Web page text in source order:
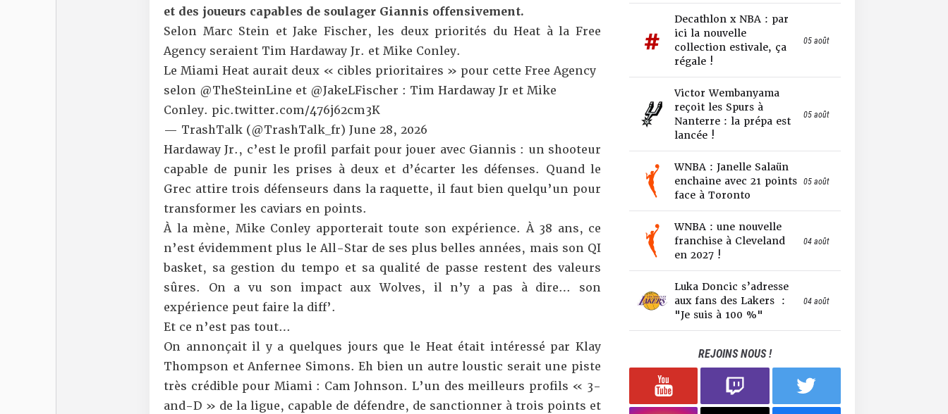
et des joueurs capables de soulager Giannis offensivement.
Selon Marc Stein etJake Fischer, les deux priorités du Heat à la Free
Agency seraient Tim Hardaway Jr. et Mike Conley.
Le Miami Heat aurait deux « cibles prioritaires » pour cette Free Agency
selon @TheSteinLine et @JakeLFischer : Tim Hardaway Jr et Mike
Conley. pic.twitter.com/476j62cm3K
— TrashTalk (@TrashTalk_fr) June 28, 2026
Hardaway Jr., c’est le profil parfait pour jouer avec Giannis : un shooteur
capable de punir les prises à deux et d’écarter les défenses. Quand le
Grec attire trois défenseurs dans la raquette, il faut bien quelqu’un pour
transformer les caviars en points.
À la mène, Mike Conley apporterait toute son expérience. À 38 ans, ce
n’est évidemment plus le All-Star de ses plus belles années, mais son QI
basket, sa gestion du tempo et sa qualité de passe restent des valeurs
sûres. On a vu son impact aux Wolves, il n’y a pas à dire… son
expérience peut faire la diff’.
Et ce n’est pas tout…
On annonçait il y a quelques jours que le Heat était intéressé par Klay
Thompson et Anfernee Simons. Eh bien un autre loustic serait une piste
très crédible pour Miami : Cam Johnson. L’un des meilleurs profils « 3-
and-D » de la ligue, capable de défendre, de sanctionner à trois points et
Decathlon x NBA : par
ici la nouvelle
collection estivale, ça
régale !
05 août
Victor Wembanyama
reçoit les Spurs à
Nanterre : la prépa est
lancée !
05 août
WNBA : Janelle Salaün
enchaine avec 21 points
face à Toronto
05 août
WNBA : une nouvelle
franchise à Cleveland
en 2027 !
04 août
Luka Doncic s’adresse
aux fans des Lakers :
"Je suis à 100 %"
04 août
REJOINS NOUS !